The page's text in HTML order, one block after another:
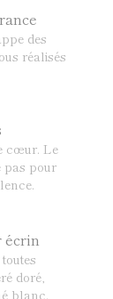
des
réalisés
cœur. Le
pas pour
écrin
doré,
blanc.